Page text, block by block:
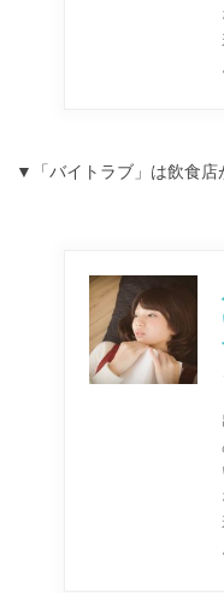
▼「バイトラブ」は飲食店